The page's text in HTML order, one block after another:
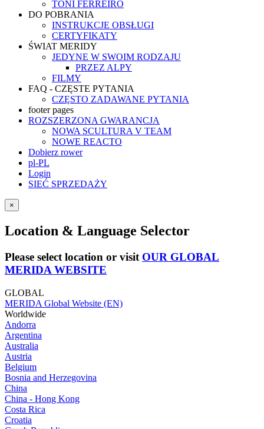
TONI FERREIRO
DO POBRANIA
INSTRUKCJE OBSŁUGI
CERTYFIKATY
ŚWIAT MERIDY
JEDYNE W SWOIM RODZAJU
PRZEZ ALPY
FILMY
FAQ - CZĘSTE PYTANIA
CZĘSTO ZADAWANE PYTANIA
footer pages
ROZSZERZONA GWARANCJA
NOWA SCULTURA V TEAM
NOWE REACTO
Dobierz rower
pl-PL
Login
SIEĆ SPRZEDAŻY
×
Location & Language Selector
Please select location or visit OUR GLOBAL
MERIDA WEBSITE
GLOBAL
MERIDA Global Website (EN)
Worldwide
Andorra
Argentina
Australia
Austria
Belgium
Bosnia and Herzegovina
China
China - Hong Kong
Costa Rica
Croatia